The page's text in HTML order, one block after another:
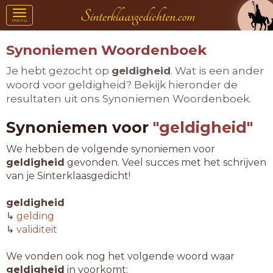
Toggle
navigation
menu
Synoniemen Woordenboek
Je hebt gezocht op geldigheid. Wat is een ander
woord voor geldigheid? Bekijk hieronder de
resultaten uit ons Synoniemen Woordenboek.
Synoniemen voor "geldigheid"
We hebben de volgende synoniemen voor
geldigheid gevonden. Veel succes met het schrijven
van je Sinterklaasgedicht!
geldigheid
↳ gelding
↳ validiteit
We vonden ook nog het volgende woord waar
geldigheid in voorkomt: